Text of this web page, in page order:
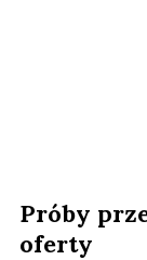
Próby
oferty